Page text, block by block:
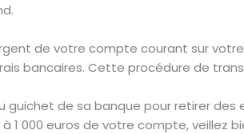
de votre compte courant sur
bancaires. Cette procédure de
guichet de sa banque pour retirer des
1 000 euros de votre compte, veillez